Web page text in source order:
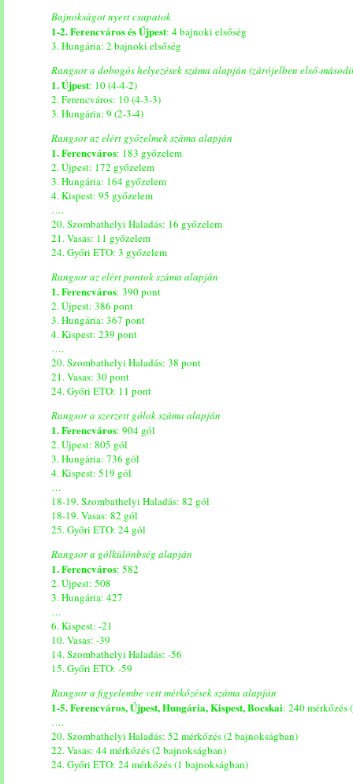
Bajnokságot nyert csapatok
1-2. Ferencváros és Újpest: 4 bajnoki elsőség
3. Hungária: 2 bajnoki elsőség
Rangsor a dobogós helyezések száma alapján (zárójelben első-
1. Újpest: 10 (4-4-2)
2. Ferencváros: 10 (4-3-3)
3. Hungária: 9 (2-3-4)
Rangsor az elért győzelmek száma alapján
1. Ferencváros: 183 győzelem
2. Újpest: 172 győzelem
3. Hungária: 164 győzelem
4. Kispest: 95 győzelem
….
20. Szombathelyi Haladás: 16 győzelem
21. Vasas: 11 győzelem
24. Győri ETO: 3 győzelem
Rangsor az elért pontok száma alapján
1. Ferencváros: 390 pont
2. Újpest: 386 pont
3. Hungária: 367 pont
4. Kispest: 239 pont
….
20. Szombathelyi Haladás: 38 pont
21. Vasas: 30 pont
24. Győri ETO: 11 pont
Rangsor a szerzett gólok száma alapján
1. Ferencváros: 904 gól
2. Újpest: 805 gól
3. Hungária: 736 gól
4. Kispest: 519 gól
…
18-19. Szombathelyi Haladás: 82 gól
18-19. Vasas: 82 gól
25. Győri ETO: 24 gól
Rangsor a gólkülönbség alapján
1. Ferencváros: 582
2. Újpest: 508
3. Hungária: 427
…
6. Kispest: -21
10. Vasas: -39
14. Szombathelyi Haladás: -56
15. Győri ETO: -59
Rangsor a figyelembe vett mérkőzések száma alapján
1-5. Ferencváros, Újpest, Hungária, Kispest, Bocskai: 240 mérkőzés
….
20. Szombathelyi Haladás: 52 mérkőzés (2 bajnokságban)
22. Vasas: 44 mérkőzés (2 bajnokságban)
24. Győri ETO: 24 mérkőzés (1 bajnokságban)